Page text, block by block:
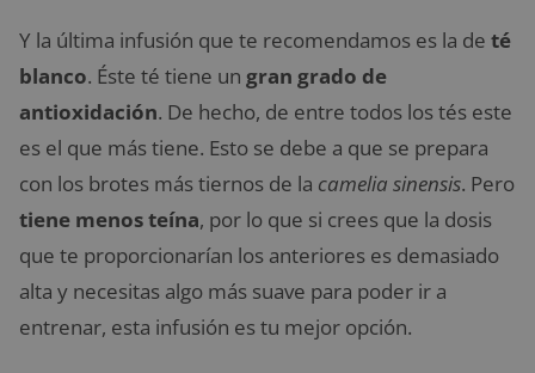
Y la última infusión que te recomendamos es la de té
blanco. Éste té tiene un gran grado de
antioxidación. De hecho, de entre todos los tés este
es el que más tiene. Esto se debe a que se prepara
con los brotes más tiernos de la camelia sinensis. Pero
tiene menos teína, por lo que si crees que la dosis
que te proporcionarían los anteriores es demasiado
alta y necesitas algo más suave para poder ir a
entrenar, esta infusión es tu mejor opción.